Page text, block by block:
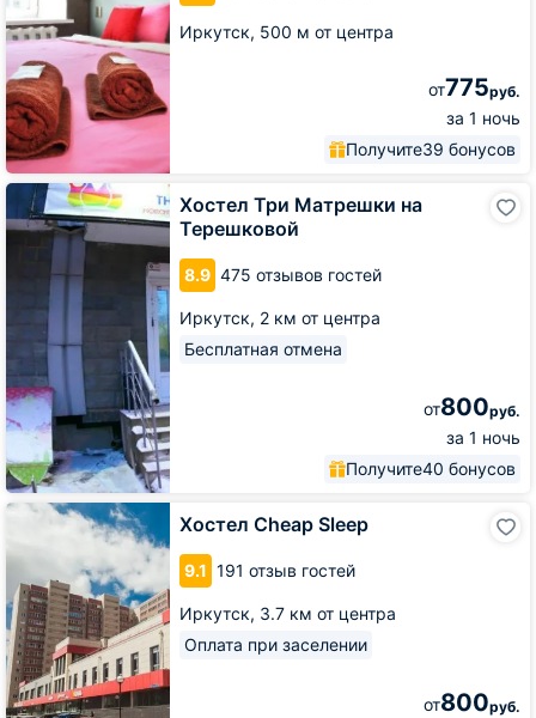
Иркутск, 500 м от центра
от775руб.
за 1 ночь
Получите39 бонусов
Хостел Три Матрешки на
Терешковой
8.9 475 отзывов гостей
Иркутск, 2 км от центра
Бесплатная отмена
от800руб.
за 1 ночь
Получите40 бонусов
Хостел
Три
Матрешки
Терешковой
Хостел Cheap Sleep
9.1 191 отзыв гостей
Иркутск, 3.7 км от центра
Оплата при заселении
от800руб.
Хостел
Sleep